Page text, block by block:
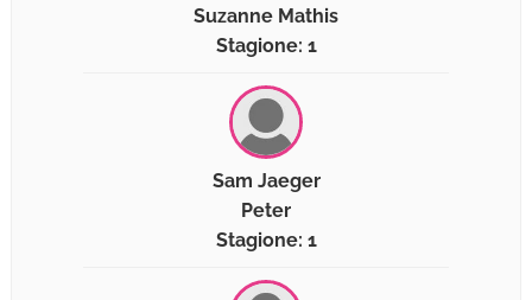
Suzanne Mathis
Stagione: 1
Sam Jaeger
Peter
Stagione: 1